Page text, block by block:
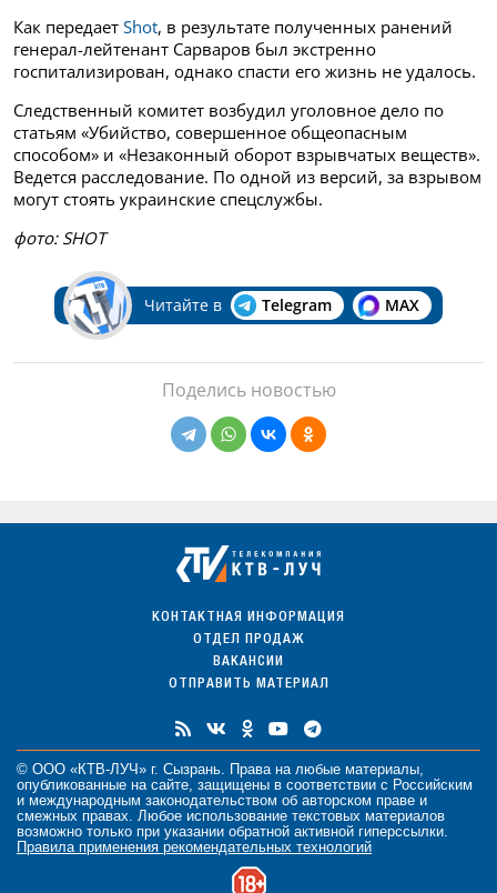
Как передает Shot, в результате полученных ранений
генерал-лейтенант Сарваров был экстренно
госпитализирован, однако спасти его жизнь не удалось.
Следственный комитет возбудил уголовное дело по
статьям «Убийство, совершенное общеопасным
способом» и «Незаконный оборот взрывчатых веществ».
Ведется расследование. По одной из версий, за взрывом
могут стоять украинские спецслужбы.
фото: SHOT
Читайте в Telegram MAX
Поделись новостью
КОНТАКТНАЯ ИНФОРМАЦИЯ
ОТДЕЛ ПРОДАЖ
ВАКАНСИИ
ОТПРАВИТЬ МАТЕРИАЛ
© ООО «КТВ-ЛУЧ» г. Сызрань. Права на любые материалы
опубликованные на сайте, защищены в соответствии с Российским
и международным законодательством об авторском праве и
смежных правах. Любое использование текстовых материалов
возможно только при указании обратной активной гиперссылки.
Правила применения рекомендательных технологий